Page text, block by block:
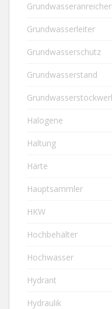
Grundwasserleiter
Grundwasserschutz
Grundwasserstand
Halogene
Haltung
Härte
Hauptsammler
HKW
Hochbehälter
Hochwasser
Hydrant
Hydraulik